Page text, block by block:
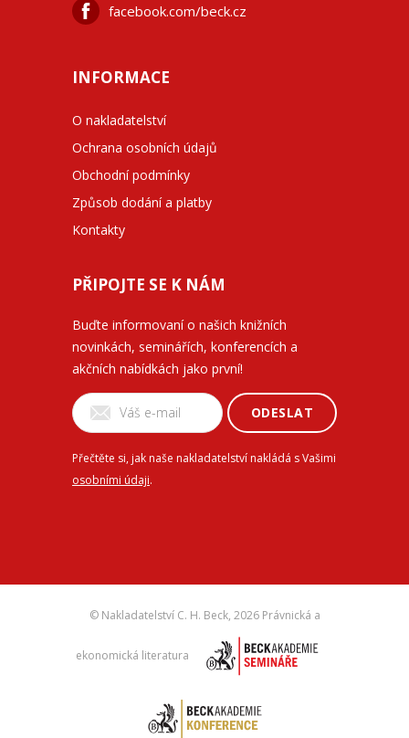
facebook.com/beck.cz
INFORMACE
O nakladatelství
Ochrana osobních údajů
Obchodní podmínky
Způsob dodání a platby
Kontakty
PŘIPOJTE SE K NÁM
Buďte informovaní o našich knižních
novinkách, seminářích, konferencích a
akčních nabídkách jako první!
ODESLAT
Přečtěte si, jak naše nakladatelství nakládá s Vašimi
osobními údaji.
© Nakladatelství C. H. Beck, 2026 Právnická a
ekonomická literatura